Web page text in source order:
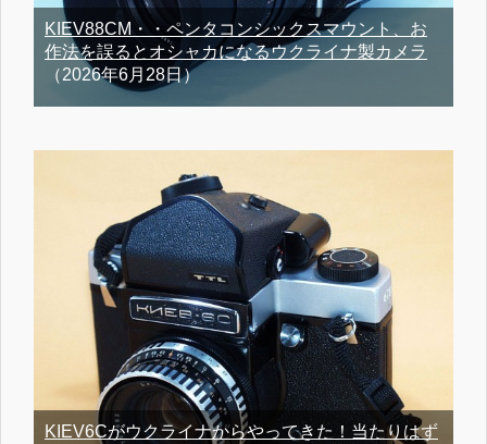
KIEV88CM・・ペンタコンシックスマウント、お
作法を誤るとオシャカになるウクライナ製カメラ
（2026年6月28日）
KIEV6Cがウクライナからやってきた！当たりはず